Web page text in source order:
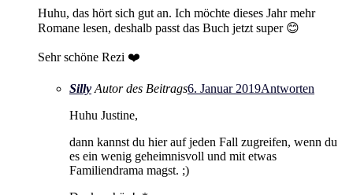
Huhu, das hört sich gut an. Ich möchte dieses Jahr mehr
Romane lesen, deshalb passt das Buch jetzt super 😊
Sehr schöne Rezi ❤️
Silly Autor des Beitrags6. Januar 2019Antworten
Huhu Justine,
dann kannst du hier auf jeden Fall zugreifen, wenn du
es ein wenig geheimnisvoll und mit etwas
Familiendrama magst. ;)